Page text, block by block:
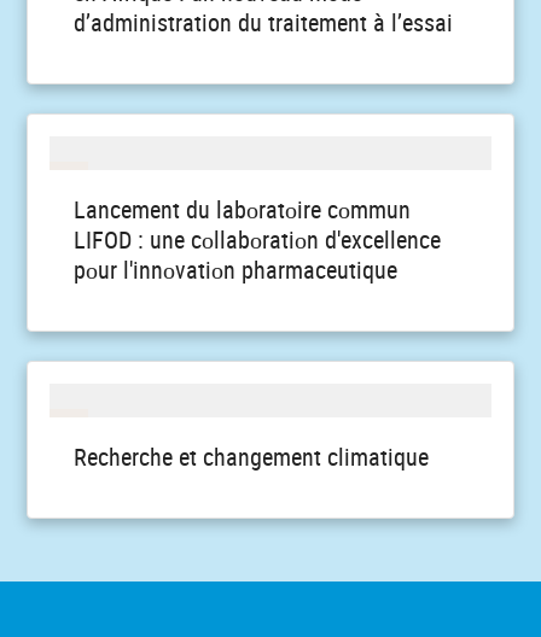
d’administration du traitement à l’essai
Lancement du labоratоire cоmmun
LIFOD : une cоllabоratiоn d'excellence
pоur l'innоvatiоn pharmaceutique
Recherche et changement climatique